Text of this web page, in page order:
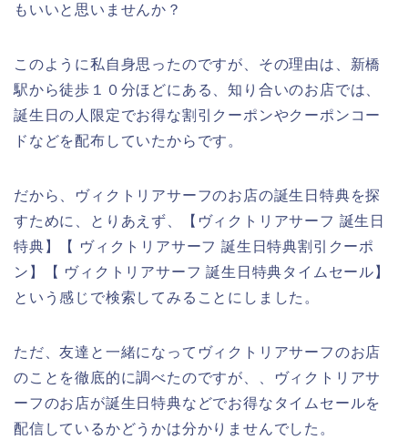
もいいと思いませんか？
このように私自身思ったのですが、その理由は、新橋
駅から徒歩１０分ほどにある、知り合いのお店では、
誕生日の人限定でお得な割引クーポンやクーポンコー
ドなどを配布していたからです。
だから、ヴィクトリアサーフのお店の誕生日特典を探
すために、とりあえず、【ヴィクトリアサーフ 誕生日
特典】【 ヴィクトリアサーフ 誕生日特典割引クーポ
ン】【 ヴィクトリアサーフ 誕生日特典タイムセール】
という感じで検索してみることにしました。
ただ、友達と一緒になってヴィクトリアサーフのお店
のことを徹底的に調べたのですが、、ヴィクトリアサ
ーフのお店が誕生日特典などでお得なタイムセールを
配信しているかどうかは分かりませんでした。